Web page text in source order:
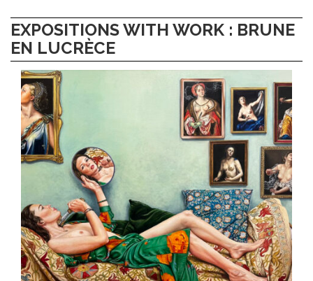
EXPOSITIONS WITH WORK : BRUNE
EN LUCRÈCE